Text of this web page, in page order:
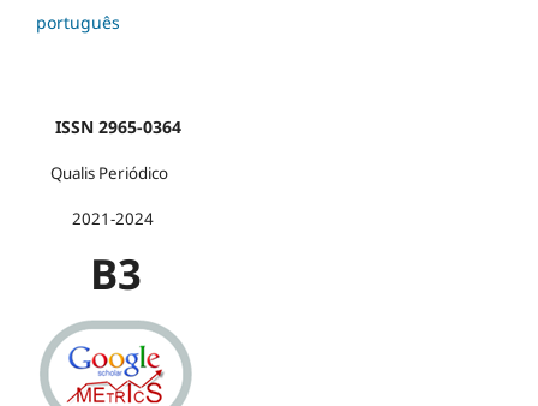
português
ISSN 2965-0364
Qualis Periódico
2021-2024
B3